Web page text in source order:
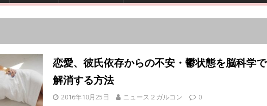
恋愛、彼氏依存からの不安・鬱状態を脳科学で
解消する方法
2016年10月25日 ニュース２ガルコン 0